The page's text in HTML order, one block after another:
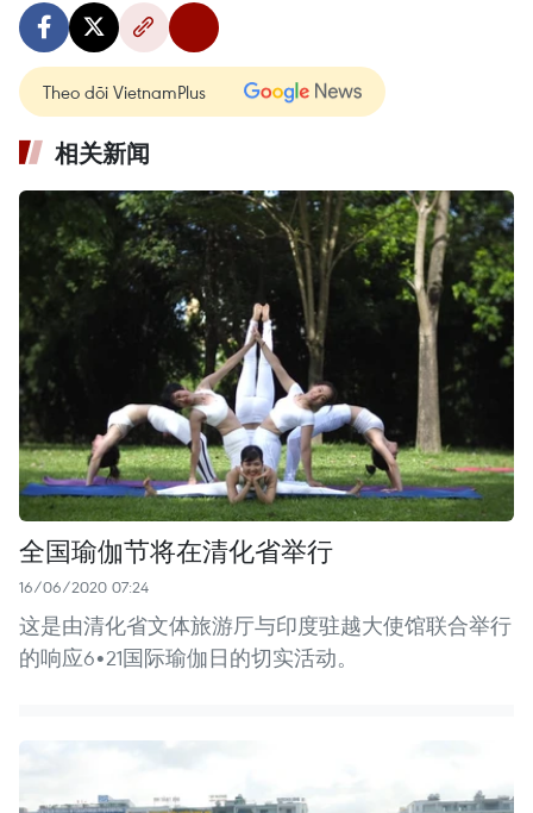
Theo dõi VietnamPlus
相关新闻
全国瑜伽节将在清化省举行
16/06/2020 07:24
这是由清化省文体旅游厅与印度驻越大使馆联合举行
的响应6•21国际瑜伽日的切实活动。